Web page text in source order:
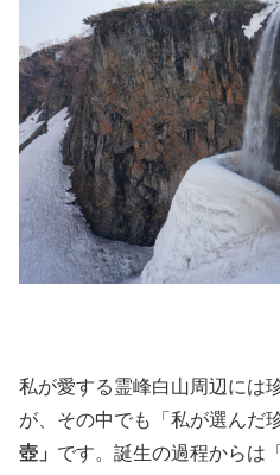
私が愛する霊峰白山周辺には
が、その中でも「私が選んだ
壺」 です。誕生の過程からは